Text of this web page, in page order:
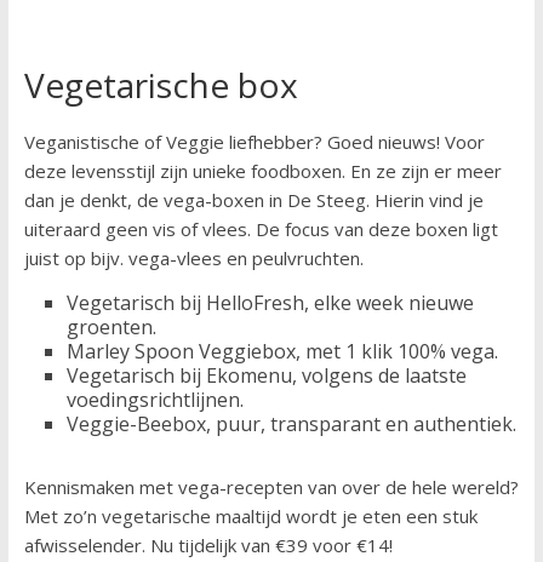
Vegetarische box
Veganistische of Veggie liefhebber? Goed nieuws! Voor
deze levensstijl zijn unieke foodboxen. En ze zijn er meer
dan je denkt, de vega-boxen in De Steeg. Hierin vind je
uiteraard geen vis of vlees. De focus van deze boxen ligt
juist op bijv. vega-vlees en peulvruchten.
Vegetarisch bij HelloFresh, elke week nieuwe
groenten.
Marley Spoon Veggiebox, met 1 klik 100% vega.
Vegetarisch bij Ekomenu, volgens de laatste
voedingsrichtlijnen.
Veggie-Beebox, puur, transparant en authentiek.
Kennismaken met vega-recepten van over de hele wereld?
Met zo’n vegetarische maaltijd wordt je eten een stuk
afwisselender. Nu tijdelijk van €39 voor €14!